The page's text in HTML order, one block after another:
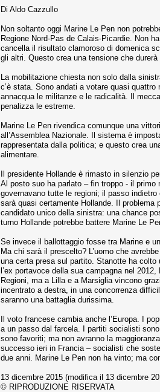
Di Aldo Cazzullo
Non soltanto oggi Marine Le Pen non
Regione Nord-Pas de Calais-Picardie. Non
cancella il risultato clamoroso di domenica
gli altri. Questo crea una tensione che
La mobilitazione chiesta non solo dalla
c’è stata. Sono andati a votare quasi
annacqua le militanze e le radicalità. Il
penalizza le estreme.
Marine Le Pen rivendica comunque una
all’Assemblea Nazionale. Il sistema è
rappresentata dalla politica; e questo crea
alimentare.
Il presidente Hollande è rimasto in silenzio
Al posto suo ha parlato – fin troppo - il
governavano tutte le regioni; il passo
sarà quasi certamente Hollande. Il
candidato unico della sinistra: una chance
turno Hollande potrebbe battere Marine Le
Se invece il ballottaggio fosse tra Marine e
Ma chi sarà il prescelto? L’uomo che
una certa presa sul partito. Stanotte ha
l’ex portavoce della sua campagna nel
Regioni, ma a Lilla e a Marsiglia vincono
incentrato a destra, in una concorrenza
saranno una battaglia durissima.
Il voto francese cambia anche l’Europa. I
a un passo dal farcela. I partiti socialisti
sono favoriti; ma non avranno la
successo ieri in Francia – socialisti che
due anni. Marine Le Pen non ha vinto; ma
13 dicembre 2015 (modifica il 13 dicembre
© RIPRODUZIONE RISERVATA